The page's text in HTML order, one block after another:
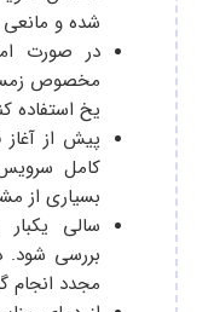
شده و
در صورت
مخصوص
یخ استفاده
پیش از
کامل
بسیاری از
سالی
بررسی شود.
مجدد انجام